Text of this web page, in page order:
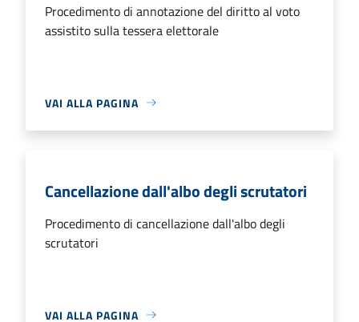
Procedimento di annotazione del diritto al voto
assistito sulla tessera elettorale
VAI ALLA PAGINA
Cancellazione dall'albo degli scrutatori
Procedimento di cancellazione dall'albo degli
scrutatori
VAI ALLA PAGINA